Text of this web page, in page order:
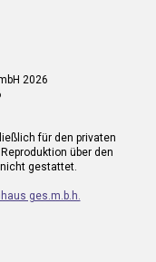
2026
für den privaten
über den
gestattet.
ges.m.b.h.